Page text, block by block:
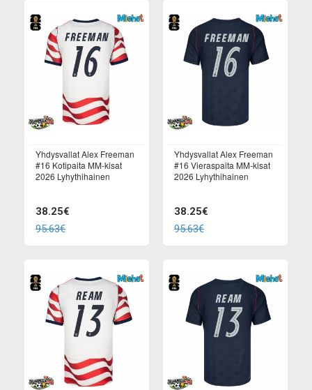
Yhdysvallat Alex Freeman
#16 Kotipaita MM-kisat
2026 Lyhythihainen
38.25€
95.63€
Yhdysvallat Alex Freeman
#16 Vieraspaita MM-kisat
2026 Lyhythihainen
38.25€
95.63€